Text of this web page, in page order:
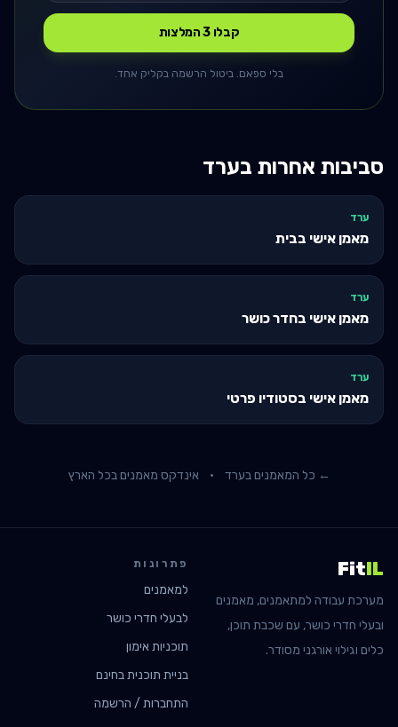
קבלו 3 המלצות
בלי ספאם. ביטול הרשמה בקליק אחד.
סביבות אחרות בערד
ערד
מאמן אישי בבית
ערד
מאמן אישי בחדר כושר
ערד
מאמן אישי בסטודיו פרטי
← כל המאמנים בערד · אינדקס מאמנים בכל הארץ
FitIL
מערכת עבודה למתאמנים, מאמנים
ובעלי חדרי כושר, עם שכבת תוכן,
כלים וגילוי אורגני מסודר.
פתרונות
למאמנים
לבעלי חדרי כושר
תוכניות אימון
בניית תוכנית בחינם
התחברות / הרשמה